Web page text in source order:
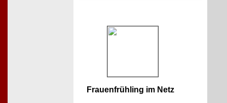
Frauenfrühling im Netz